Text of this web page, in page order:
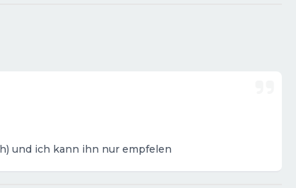
und ich kann ihn nur empfelen